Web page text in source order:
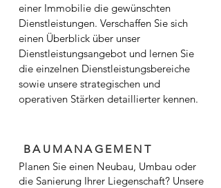
einer Immobilie die gewünschten
Dienstleistungen. Verschaffen Sie sich
einen Überblick über unser
Dienstleistungsangebot und lernen Sie
die einzelnen Dienstleistungsbereiche
sowie unsere strategischen und
operativen Stärken detaillierter kennen.
BAUMANAGEMENT
Planen Sie einen Neubau, Umbau oder
die Sanierung Ihrer Liegenschaft? Unsere